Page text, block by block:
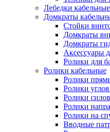
Лебедки кабельные
Домкраты
Стойки
Домкраты
Домкраты
Аксессуары
Ролики для
Ролики кабельные
Ролики
Ролики
Ролики
Ролики
Ролики на
Вводные